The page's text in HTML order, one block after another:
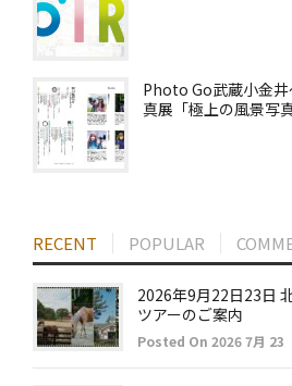
Photo Go武蔵小金
真展「極上の風景写
RECENT POPULAR
2026年9月22日23日
ツアーのご案内
Posted On 2026 7月 23